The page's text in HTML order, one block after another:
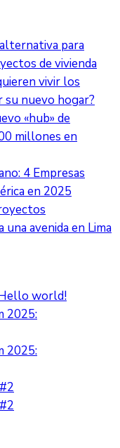
para
de vivienda
vivir los
su nuevo hogar?
«hub» de
millones en
4 Empresas
en 2025
avenida en Lima
world!
2025:
2025: